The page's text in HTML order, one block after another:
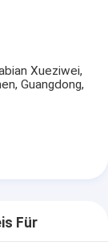
Xueziwei,
Guangdong,
Für